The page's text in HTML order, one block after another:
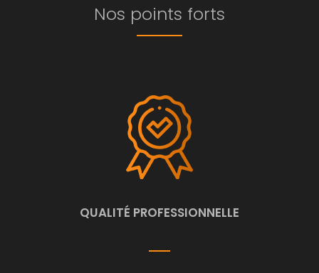
Nos points forts
QUALITÉ PROFESSIONNELLE